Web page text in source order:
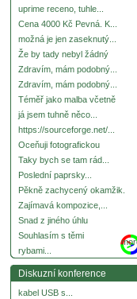
uprime receno, tuhle...
Cena 4000 Kč Pevná. K...
možná je jen zaseknutý...
Že by tady nebyl žádný
Zdravím, mám podobný...
Zdravím, mám podobný...
Téměř jako malba včetně
já jsem tuhně něco...
https://sourceforge.net/...
Oceňuji fotografickou
Taky bych se tam rád...
Poslední paprsky...
Pěkně zachycený okamžik.
Zajímavá kompozice,...
Snad z jiného úhlu
Souhlasím s těmi
rybami...
Diskuzní konference
kabel USB s...